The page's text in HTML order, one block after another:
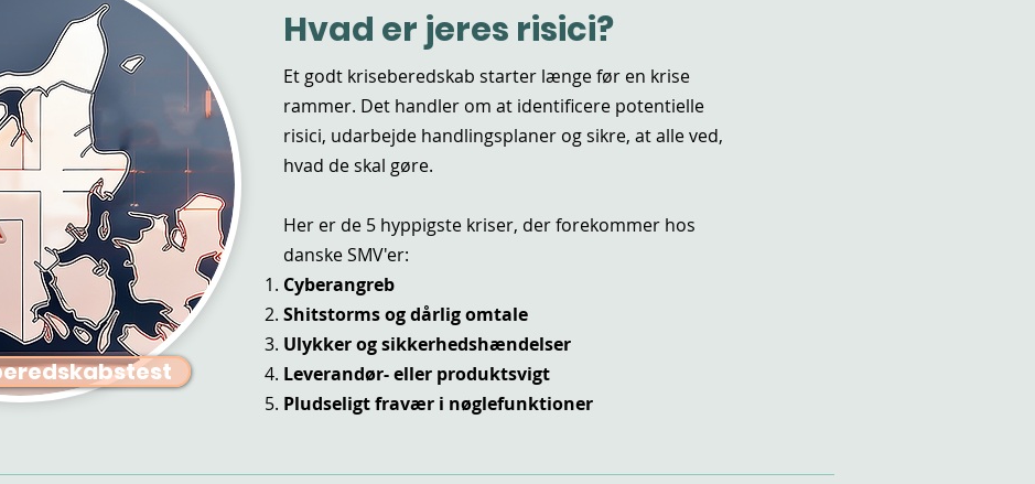
Hvad er jeres risici?
Et godt kriseberedskab starter længe før en krise
rammer. Det handler om at identificere potentielle
risici, udarbejde handlingsplaner og sikre, at alle ved,
hvad de skal gøre.
Her er de 5 hyppigste kriser, der forekommer hos
danske SMV'er:
Cyberangreb
Shitstorms og dårlig omtale
Ulykker og sikkerhedshændelser
Leverandør- eller produktsvigt
Pludseligt fravær i nøglefunktioner